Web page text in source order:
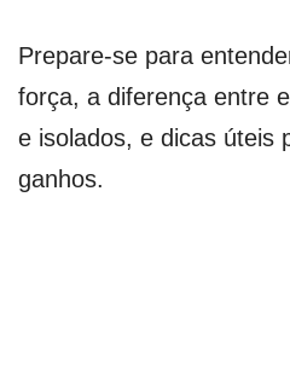
Prepare-se para
força, a diferença entre
e isolados, e dicas úteis
ganhos.